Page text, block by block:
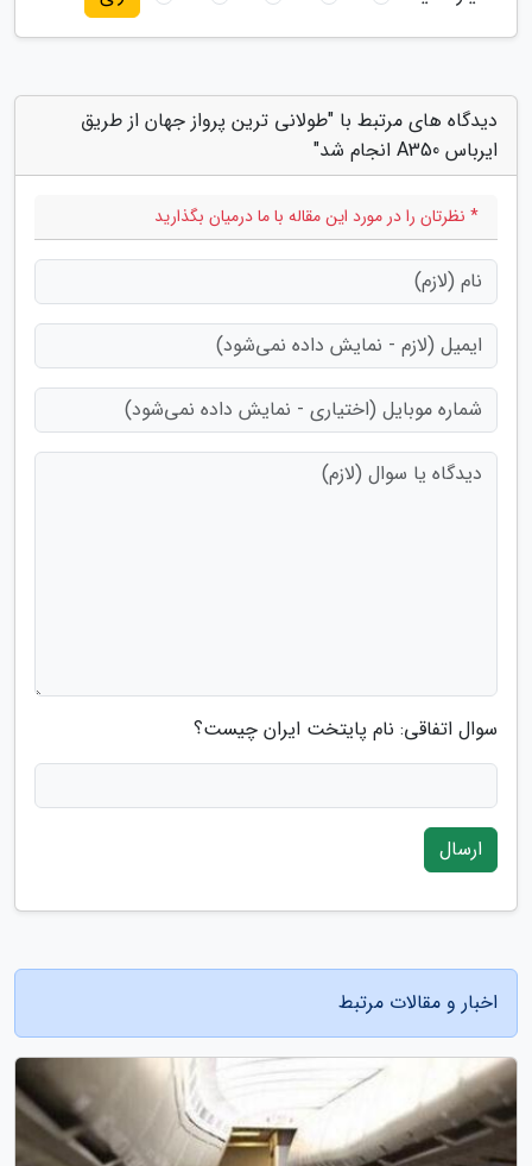
دیدگاه های مرتبط با "طولانی ترین پرواز جهان از طریق
ایرباس A350 انجام شد"
* نظرتان را در مورد این مقاله با ما درمیان بگذارید
سوال اتفاقی: نام پایتخت ایران چیست؟
ارسال
اخبار و مقالات مرتبط